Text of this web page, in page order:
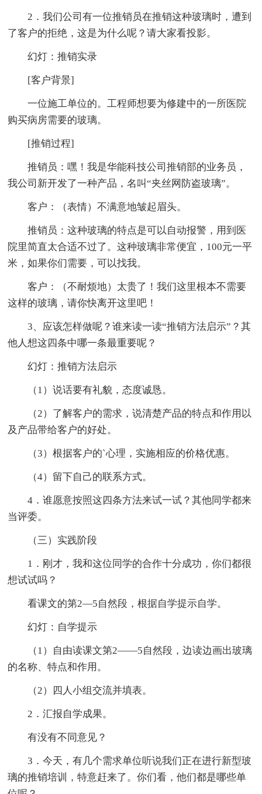
2．我们公司有一位推销员在推销这种玻璃时，遭到
了客户的拒绝，这是为什么呢？请大家看投影。
幻灯：推销实录
[客户背景]
一位施工单位的。工程师想要为修建中的一所医院
购买病房需要的玻璃。
[推销过程]
推销员：嘿！我是华能科技公司推销部的业务员，
我公司新开发了一种产品，名叫“夹丝网防盗玻璃”。
客户：（表情）不满意地皱起眉头。
推销员：这种玻璃的特点是可以自动报警，用到医
院里简直太合适不过了。这种玻璃非常便宜，100元一平
米，如果你们需要，可以找我。
客户：（不耐烦地）太贵了！我们这里根本不需要
这样的玻璃，请你快离开这里吧！
3、应该怎样做呢？谁来读一读“推销方法启示”？其
他人想这四条中哪一条最重要呢？
幻灯：推销方法启示
（1）说话要有礼貌，态度诚恳。
（2）了解客户的需求，说清楚产品的特点和作用以
及产品带给客户的好处。
（3）根据客户的`心理，实施相应的价格优惠。
（4）留下自己的联系方式。
4．谁愿意按照这四条方法来试一试？其他同学都来
当评委。
（三）实践阶段
1．刚才，我和这位同学的合作十分成功，你们都很
想试试吗？
看课文的第2—5自然段，根据自学提示自学。
幻灯：自学提示
（1）自由读课文第2——5自然段，边读边画出玻璃
的名称、特点和作用。
（2）四人小组交流并填表。
2．汇报自学成果。
有没有不同意见？
3．今天，有几个需求单位听说我们正在进行新型玻
璃的推销培训，特意赶来了。你们看，他们都是哪些单